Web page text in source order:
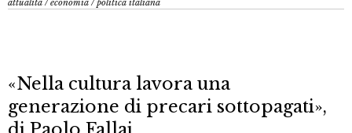
attualità /economia /politica italiana
«Nella cultura lavora una
generazione di precari sottopagati»,